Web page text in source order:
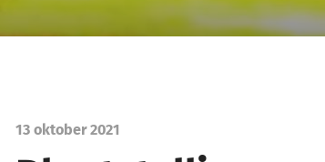
13 oktober 2021